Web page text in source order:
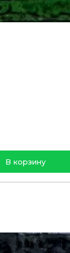
В корзину